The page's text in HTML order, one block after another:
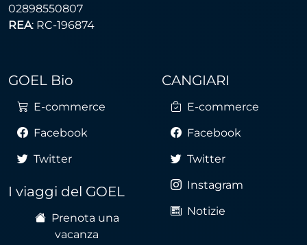
02898550807
REA: RC-196874
GOEL Bio
E-commerce
Facebook
Twitter
I viaggi del GOEL
Prenota una
vacanza
CANGIARI
E-commerce
Facebook
Twitter
Instagram
Notizie